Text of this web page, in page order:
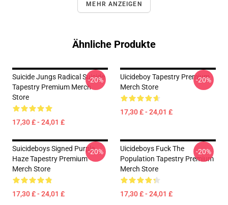
MEHR ANZEIGEN
Ähnliche Produkte
Suicide Jungs Radical Suicide
Tapestry Premium Merch
Store
17,30 £ - 24,01 £
-20%
Uicideboy Tapestry Premium
Merch Store
17,30 £ - 24,01 £
-20%
Suicideboys Signed Purple
Haze Tapestry Premium
Merch Store
17,30 £ - 24,01 £
-20%
Uicideboys Fuck The
Population Tapestry Premium
Merch Store
17,30 £ - 24,01 £
-20%